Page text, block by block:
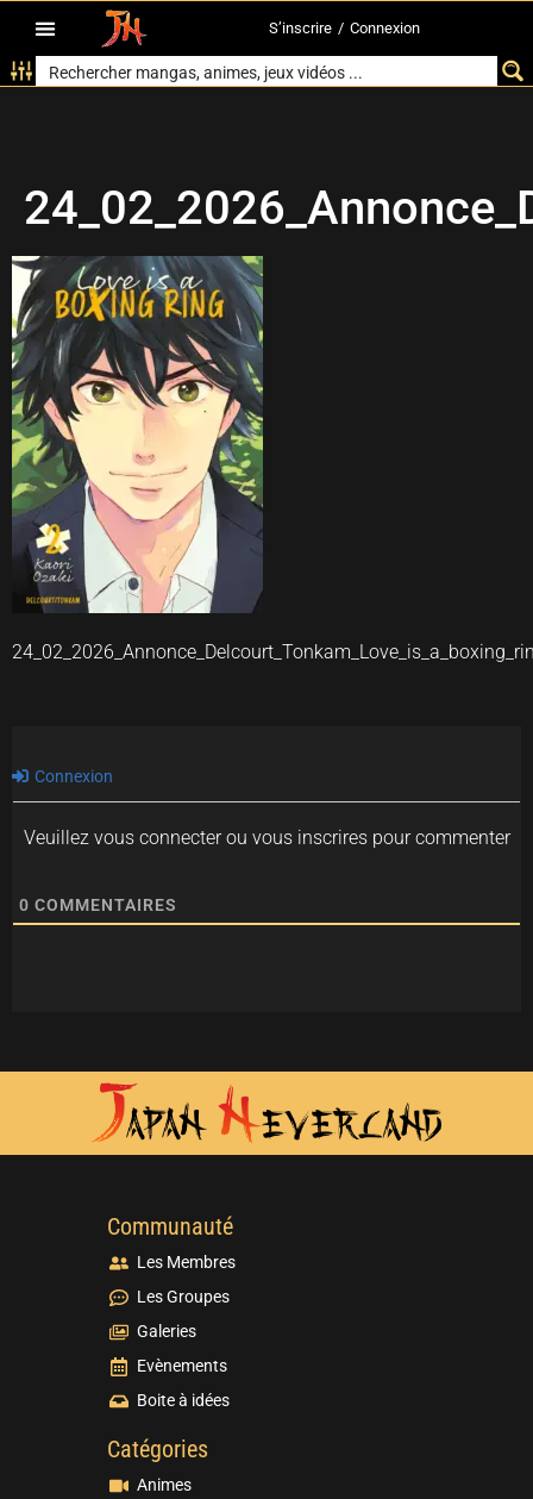
S’inscrire / Connexion
Connexion
Veuillez vous connecter ou vous inscrires pour commenter
0 COMMENTAIRES
Communauté
Les Membres
Les Groupes
Galeries
Evènements
Boite à idées
Catégories
Animes